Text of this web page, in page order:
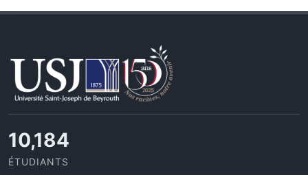
10,801
ÉTUDIANTS